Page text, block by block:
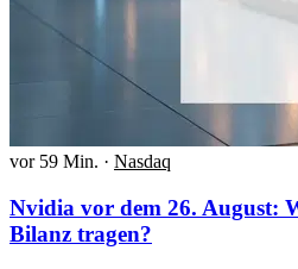
vor 59 Min. · Nasdaq
Nvidia vor dem 26. August:
Bilanz tragen?